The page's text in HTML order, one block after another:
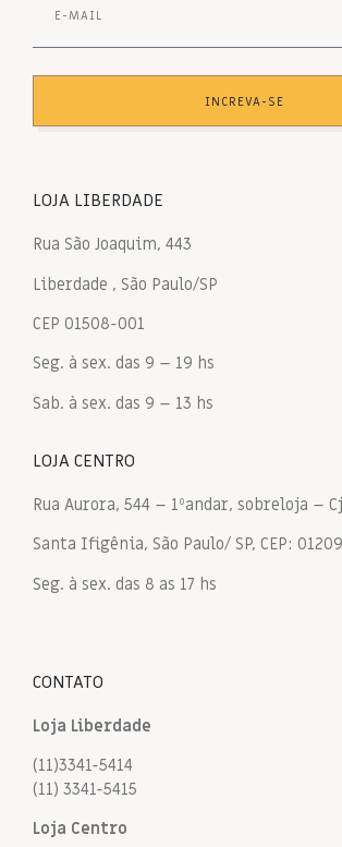
INCREVA-SE
LOJA LIBERDADE
Rua São Joaquim, 443
Liberdade , São Paulo/SP
CEP 01508-001
Seg. à sex. das 9 – 19 hs
Sab. à sex. das 9 – 13 hs
LOJA CENTRO
Rua Aurora, 544 – 1ºandar, sobreloja –
Santa Ifigênia, São Paulo/ SP, CEP:
Seg. à sex. das 8 as 17 hs
CONTATO
Loja Liberdade
(11)3341-5414
(11) 3341-5415
Loja Centro